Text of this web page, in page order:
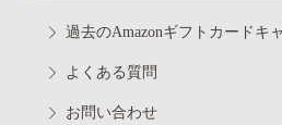
過去のAmazonギフトカードキ
よくある質問
お問い合わせ